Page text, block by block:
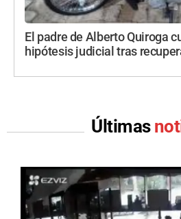
El padre de Alberto Quiroga
hipótesis judicial tras
Últimas